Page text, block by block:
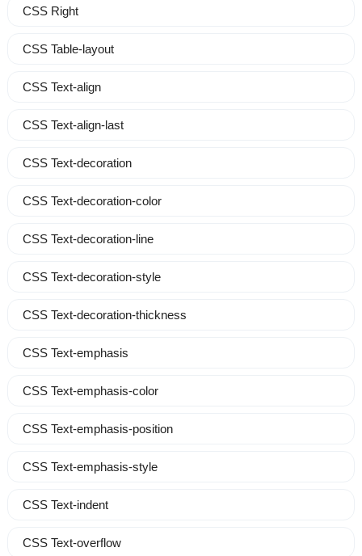
CSS Right
CSS Table-layout
CSS Text-align
CSS Text-align-last
CSS Text-decoration
CSS Text-decoration-color
CSS Text-decoration-line
CSS Text-decoration-style
CSS Text-decoration-thickness
CSS Text-emphasis
CSS Text-emphasis-color
CSS Text-emphasis-position
CSS Text-emphasis-style
CSS Text-indent
CSS Text-overflow